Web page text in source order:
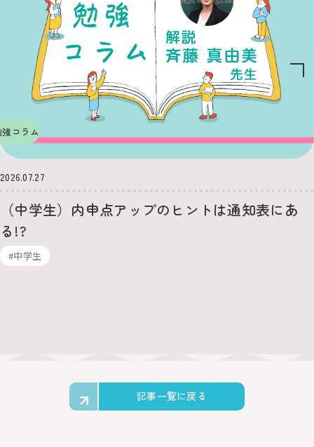
強コラム
2026.07.27
（中学生）内申点アップのヒントは通知表にあ
る!?
#中学生
記事一覧に戻る